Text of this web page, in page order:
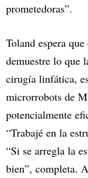
prometedoras”.
Toland espera
demuestre lo que
cirugía linfática,
microrrobots de
potencialmente
“Trabajé en la
“Si se arregla la
bien”, completa.